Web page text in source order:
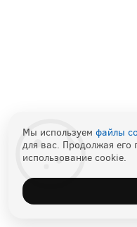
Мы используем файлы
для вас. Продолжая его
использование cookie.